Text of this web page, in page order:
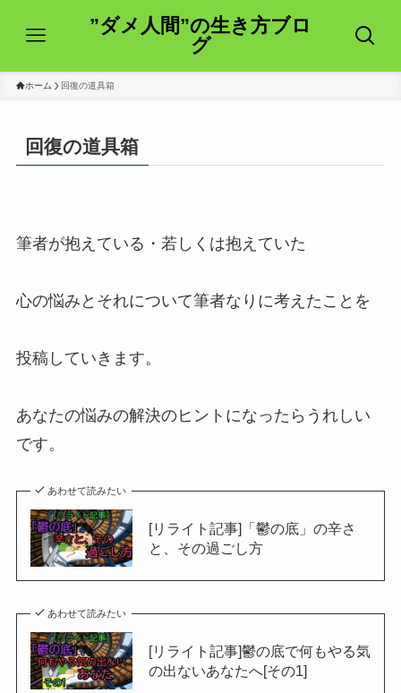
”ダメ人間”の生き方ブロ
グ
ホーム 回復の道具箱
回復の道具箱
筆者が抱えている・若しくは抱えていた
心の悩みとそれについて筆者なりに考えたことを
投稿していきます。
あなたの悩みの解決のヒントになったらうれしい
です。
あわせて読みたい
[リライト記事]「鬱の底」の辛さ
と、その過ごし方
あわせて読みたい
[リライト記事]鬱の底で何もやる気
の出ないあなたへ[その1]